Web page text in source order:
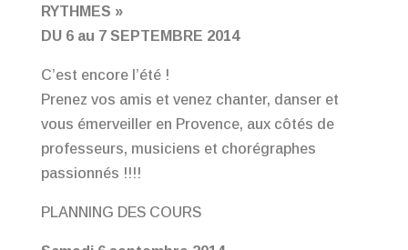
RYTHMES »
DU 6 au 7 SEPTEMBRE 2014
C’est encore l’été !
Prenez vos amis et venez chanter, danser et
vous émerveiller en Provence, aux côtés de
professeurs, musiciens et chorégraphes
passionnés !!!!
PLANNING DES COURS